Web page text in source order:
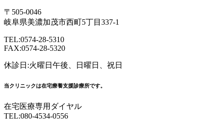
〒505-0046
岐阜県美濃加茂市西町5丁目337-1
TEL:0574-28-5310
FAX:0574-28-5320
休診日:火曜日午後、日曜日、祝日
当クリニックは在宅療養支援診療所です。
在宅医療専用ダイヤル
TEL:080-4534-0556